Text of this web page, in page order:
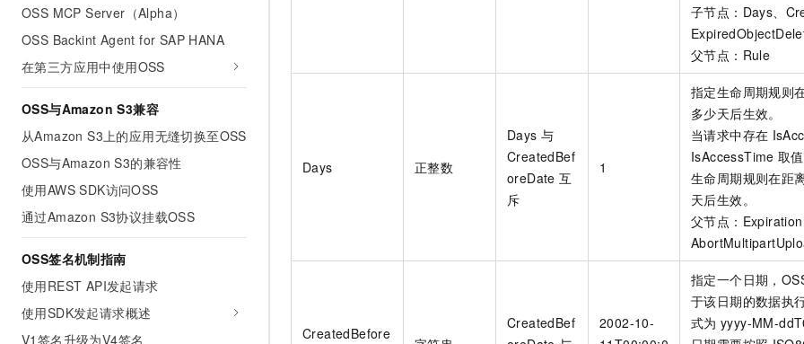
OSS MCP Server（Alpha）
OSS Backint Agent for SAP HANA
在第三方应用中使用OSS
OSS与Amazon S3兼容
从Amazon S3上的应用无缝切换至OSS
OSS与Amazon S3的兼容性
使用AWS SDK访问OSS
通过Amazon S3协议挂载OSS
OSS签名机制指南
使用REST API发起请求
使用SDK发起请求概述
V1签名升级为V4签名
子节点：Days、
父节点：Rule
Days 正整数
Days 与
CreatedBef
oreDate 互
斥
1
指定生命周期规则
多少天后生效。
当请求中存在
IsAccessTime 取
生命周期规则在距
天后生效。
父节点：Expiration
CreatedBefore
CreatedBef
2002-10-
指定一个日期，
于该日期的数据执
式为 yyyy-MM-